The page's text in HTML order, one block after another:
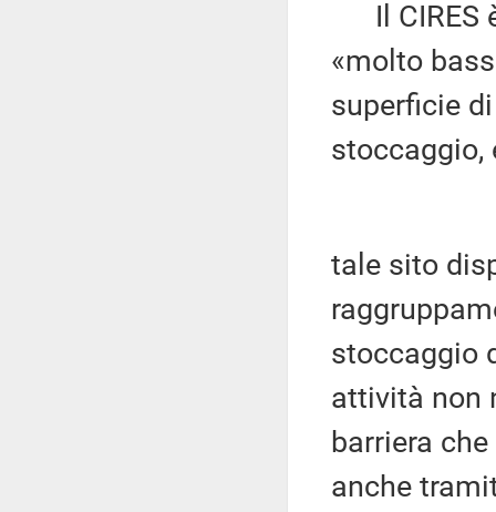
Il CIRES
«molto
superficie
stoccaggio,
tale sito
stoccaggio
attività non
barriera
anche